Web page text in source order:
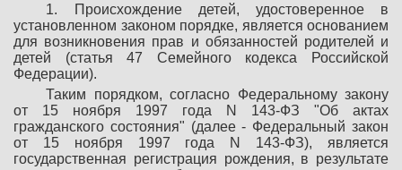
1. Происхождение детей, удостоверенное в
установленном законом порядке, является основанием
для возникновения прав и обязанностей родителей и
детей (статья 47 Семейного кодекса Российской
Федерации).
Таким порядком, согласно Федеральному закону
от 15 ноября 1997 года N 143-ФЗ "Об актах
гражданского состояния" (далее - Федеральный закон
от 15 ноября 1997 года N 143-ФЗ), является
государственная регистрация рождения, в результате